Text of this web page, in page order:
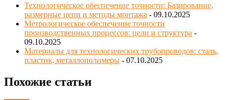
Технологическое обеспечение точности: Базирование,
размерные цепи и методы монтажа - 09.10.2025
Метрологическое обеспечение точности
производственных процессов: цели и структура -
09.10.2025
Материалы для технологических трубопроводов: сталь,
пластик, металлополимеры - 07.10.2025
Похожие статьи